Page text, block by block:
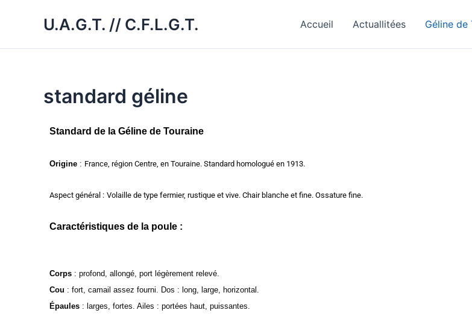
U.A.G.T. // C.F.L.G.T. Accueil Actuallitées Géline de
standard géline
Standard de la Géline de Touraine
Origine : France, région Centre, en Touraine. Standard homologué en 1913.
Aspect général : Volaille de type fermier, rustique et vive. Chair blanche et fine. Ossature fine.
Caractéristiques de la poule :
Corps : profond, allongé, port légèrement relevé.
Cou : fort, camail assez fourni. Dos : long, large, horizontal.
Épaules : larges, fortes. Ailes : portées haut, puissantes.